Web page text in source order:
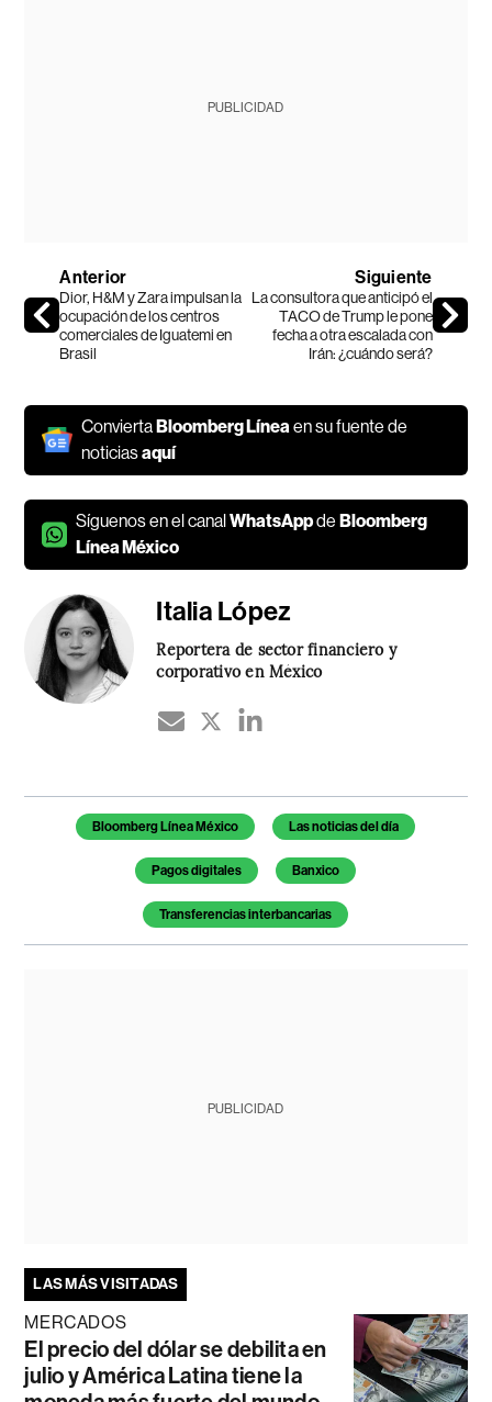
PUBLICIDAD
Anterior
Dior, H&M y Zara impulsan la
ocupación de los centros
comerciales de Iguatemi en
Brasil
Siguiente
La consultora que anticipó el
TACO de Trump le pone
fecha a otra escalada con
Irán: ¿cuándo será?
ConviertaBloomberg Línea en su fuente de
noticiasaquí
Síguenos en el canalWhatsAppdeBloomberg
Línea México
Italia López
Reportera de sector financiero y
corporativo en México
Temas de este artículo
Bloomberg Línea México Las noticias del día
Pagos digitales Banxico
Transferencias interbancarias
PUBLICIDAD
LAS MÁS VISITADAS
MERCADOS
El precio del dólar se debilita en
julio y América Latina tiene la